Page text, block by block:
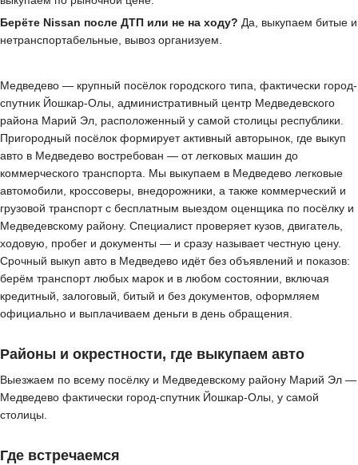
Берёте Nissan после ДТП или не на ходу? Да, выкупаем битые и
нетранспортабельные, вывоз организуем.
Медведево — крупный посёлок городского типа, фактически город-
спутник Йошкар-Олы, административный центр Медведевского
района Марий Эл, расположенный у самой столицы республики.
Пригородный посёлок формирует активный авторынок, где выкуп
авто в Медведево востребован — от легковых машин до
коммерческого транспорта. Мы выкупаем в Медведево легковые
автомобили, кроссоверы, внедорожники, а также коммерческий и
грузовой транспорт с бесплатным выездом оценщика по посёлку и
Медведевскому району. Специалист проверяет кузов, двигатель,
ходовую, пробег и документы — и сразу называет честную цену.
Срочный выкуп авто в Медведево идёт без объявлений и показов:
берём транспорт любых марок и в любом состоянии, включая
кредитный, залоговый, битый и без документов, оформляем
официально и выплачиваем деньги в день обращения.
Районы и окрестности, где выкупаем авто
Выезжаем по всему посёлку и Медведевскому району Марий Эл —
Медведево фактически город-спутник Йошкар-Олы, у самой
столицы.
Где встречаемся